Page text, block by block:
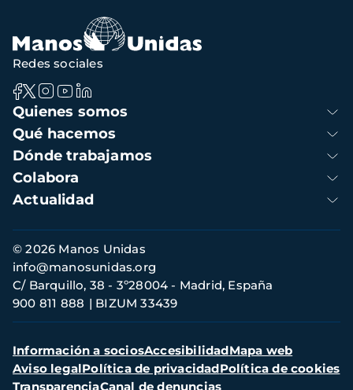
Navegación
principal
Quienes somos
Qué hacemos
Dónde trabajamos
Colabora
Actualidad
Redes sociales
Información
de
contacto
© 2026 Manos Unidas
C/ Barquillo, 38 - 3º28004 - Madrid, España
900 811 888
BIZUM 33439
info@manosunidas.org
Menú
secundario
Información a sociosAccesibilidadMapa web
Aviso legalPolítica de privacidadPolítica de cookies
TransparenciaCanal de denuncias